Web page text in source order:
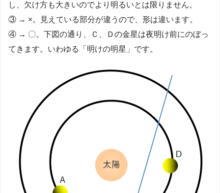
し、欠け方も大きいのでより明るいとは限りません。
③ → ×。見えている部分が違うので、形は違います。
④ → 〇。下図の通り、Ｃ、Ｄの金星は夜明け前にのぼっ
てきます。いわゆる「明けの明星」です。